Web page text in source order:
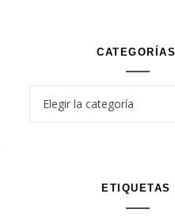
CATEGORÍAS
Categorías
ETIQUETAS